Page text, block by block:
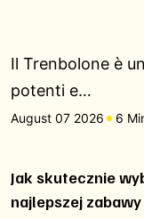
Il Trenbolone è
potenti e…
August 07 2026 6
Jak skutecznie
najlepszej zabawy